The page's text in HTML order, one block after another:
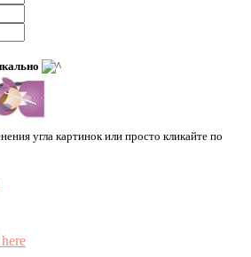
угла картинок или просто кликайте по